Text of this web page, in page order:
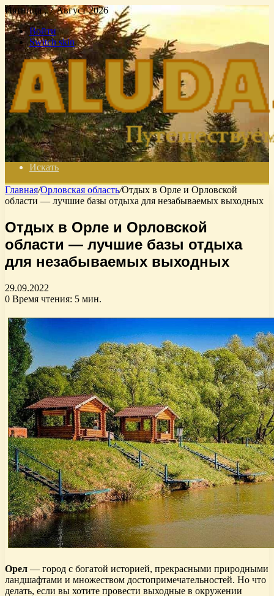
Пятница , 7 Август 2026
Войти
Switch skin
Искать
Главная/Орловская область/Отдых в Орле и Орловской
области — лучшие базы отдыха для незабываемых выходных
Отдых в Орле и Орловской
области — лучшие базы отдыха
для незабываемых выходных
29.09.2022
0 Время чтения: 5 мин.
Орел — город с богатой историей, прекрасными природными
ландшафтами и множеством достопримечательностей. Но что
делать, если вы хотите провести выходные в окружении